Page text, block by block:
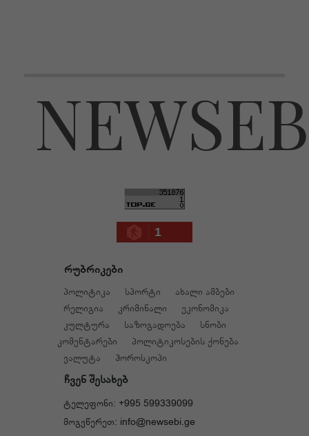
1
რუბრიკები
პოლიტიკა სპორტი
ახალი ამბები
რელიგია
კრიმინალი
ეკონომიკა
კულტურა
საზოგადოება
სნობი
კომენტარები
პოლიტიკოსების ქონება
ვალუტა
ჰოროსკოპი
ჩვენ შესახებ
ტელეფონი: +995 599339099
მოგვწერეთ: info@newsebi.ge